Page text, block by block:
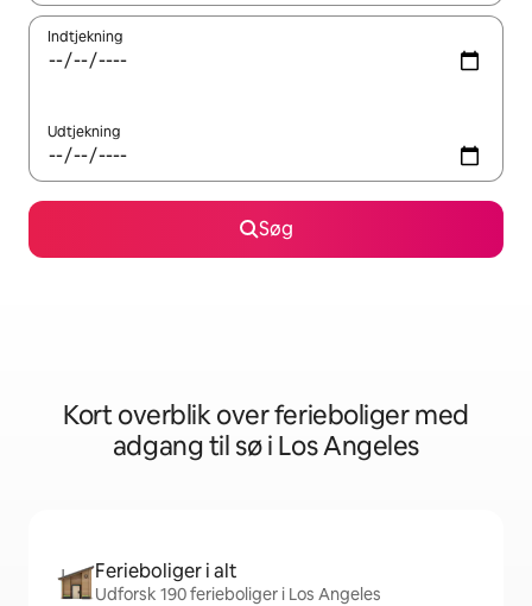
Indtjekning
Udtjekning
Søg
Kort overblik over ferieboliger med
adgang til sø i Los Angeles
Ferieboliger i alt
Udforsk 190 ferieboliger i Los Angeles